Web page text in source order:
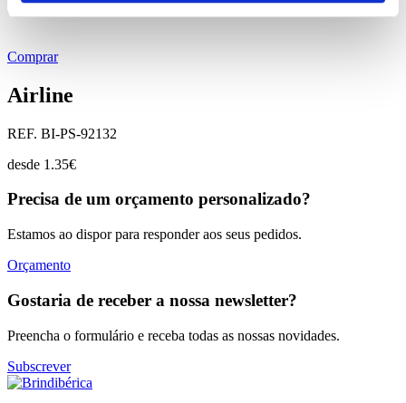
desde
Comprar
Airline
REF. BI-PS-92132
desde 1.35€
Precisa de um orçamento personalizado?
Estamos ao dispor para responder aos seus pedidos.
Orçamento
Gostaria de receber a nossa newsletter?
Preencha o formulário e receba todas as nossas novidades.
Subscrever